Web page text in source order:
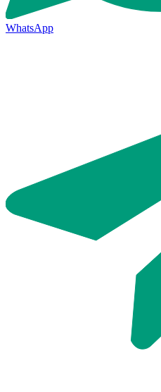
WhatsApp